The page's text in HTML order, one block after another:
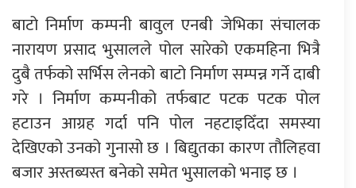
बाटो निर्माण कम्पनी बावुल एनबी जेभिका संचालक
नारायण प्रसाद भुसालले पोल सारेको एकमहिना भित्रै
दुबै तर्फको सर्भिस लेनको बाटो निर्माण सम्पन्न गर्ने दाबी
गरे । निर्माण कम्पनीको तर्फबाट पटक पटक पोल
हटाउन आग्रह गर्दा पनि पोल नहटाइदिँदा समस्या
देखिएको उनको गुनासो छ । बिद्युतका कारण तौलिहवा
बजार अस्तब्यस्त बनेको समेत भुसालको भनाइ छ ।